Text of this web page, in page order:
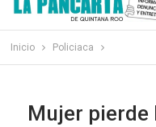
Inicio Policiaca
Mujer pierde